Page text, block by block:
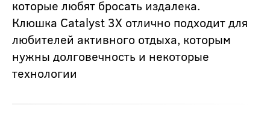
которые любят бросать издалека.
Клюшка Catalyst 3X отлично подходит для
любителей активного отдыха, которым
нужны долговечность и некоторые
технологии